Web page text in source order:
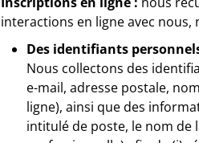
interactions en ligne avec nous,
Des identifiants
Nous collectons des
e-mail, adresse postale,
ligne), ainsi que des
intitulé de poste, le nom